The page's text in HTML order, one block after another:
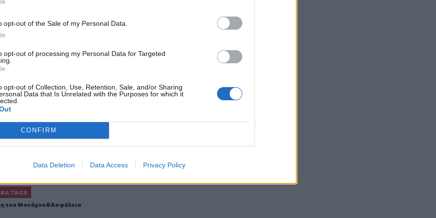
opt-out of the Sale of my Personal Data.
opt-out of processing my Personal Data for Targeted
opt-out of Collection, Use, Retention, Sale, and/or Sharing
Data that Is Unrelated with the Purposes for which it
CONFIRM
Data Deletion Data Access Privacy Policy
Google News
μας στοYouTube
TAGS
του Μονάχου Ασφάλεια
εισπράξουν τις «παχυλές»